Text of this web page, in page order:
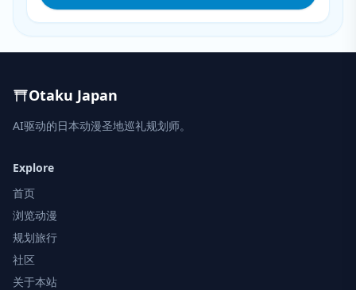
Otaku Japan
AI驱动的日本动漫圣地巡礼规划师。
Explore
首页
浏览动漫
规划旅行
社区
关于本站